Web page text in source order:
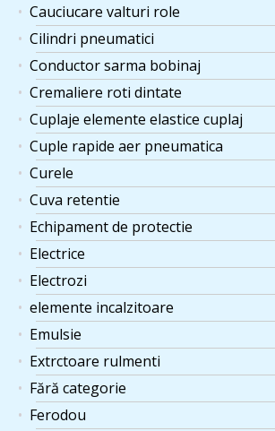
Cauciucare valturi role
Cilindri pneumatici
Conductor sarma bobinaj
Cremaliere roti dintate
Cuplaje elemente elastice cuplaj
Cuple rapide aer pneumatica
Curele
Cuva retentie
Echipament de protectie
Electrice
Electrozi
elemente incalzitoare
Emulsie
Extrctoare rulmenti
Fără categorie
Ferodou